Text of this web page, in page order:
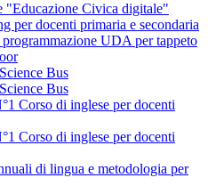
"Educazione Civica digitale"
per docenti primaria e secondaria
UDA per tappeto
Bus
Bus
Corso di inglese per docenti
Corso di inglese per docenti
di lingua e metodologia per